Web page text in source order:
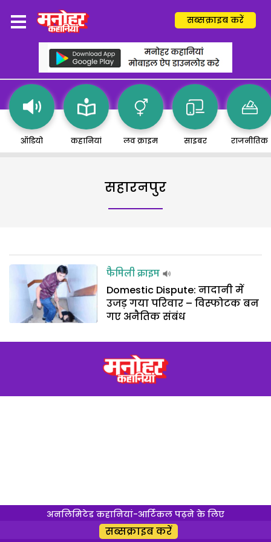
सब्सक्राइब करें
ऑडियो कहानियां लव क्राइम साइबर राजनीतिक
सहारनपुर
फैमिली क्राइम
Domestic Dispute: नादानी में
उजड़ गया परिवार – विस्फोटक बन
गए अनैतिक संबंध
अनलिमिटेड कहानियां-आर्टिकल पढ़ने के लिए
सब्सक्राइब करें